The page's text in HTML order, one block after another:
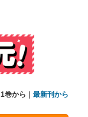
1巻から｜ 最新刊から